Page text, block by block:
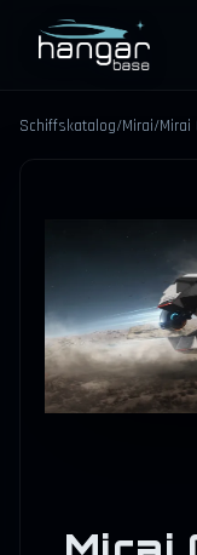
HANGARBASE
Schiffskatalog/Mirai/Mirai